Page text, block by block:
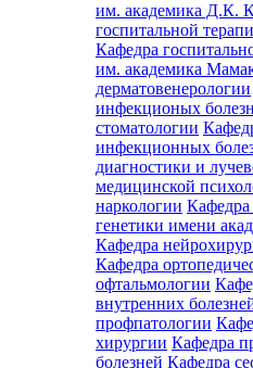
им. академика Д.К.
госпитальной
Кафедра
им. академика
дерматовенерологии
инфекционых
стоматологии
инфекционных
диагностики и
медицинской
наркологии Кафедра
генетики имени
Кафедра
Кафедра
офтальмологии
внутренних
профпатологии
хирургии Кафедра
болезней Кафедра